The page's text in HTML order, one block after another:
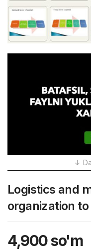
Logistics and
organization
4,900so'm